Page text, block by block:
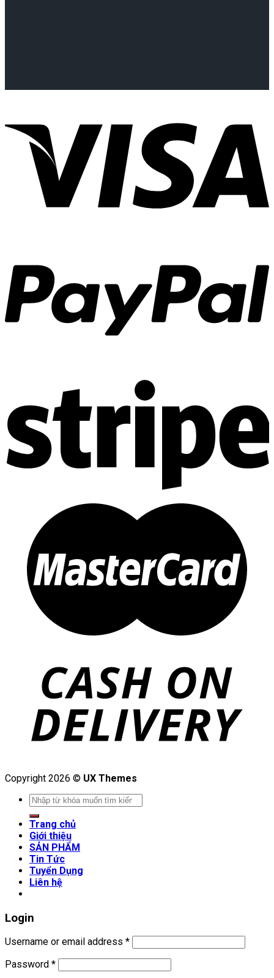
Copyright 2026 © UX Themes
Search
for:
Trang chủ
Giới thiệu
SẢN PHẨM
Tin Tức
Tuyển Dụng
Liên hệ
Login
Username or email address *
Password *